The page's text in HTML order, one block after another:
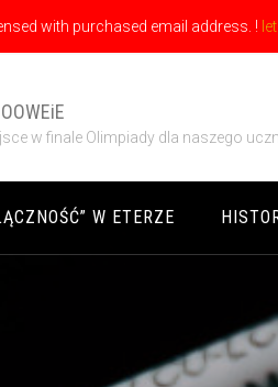
w finale Olimpiady dla naszego
W ETERZE
with purchased email address. !